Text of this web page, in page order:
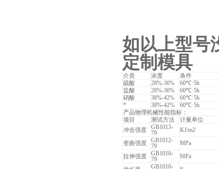
如以上型号
定制模具
介质 浓度
条件
硫酸
28%-30%
60℃·5h
盐酸
28%-30%
60℃·5h
硝酸
38%-42%
60℃·5h
*
38%-42%
60℃·5h
产品物理机械性能指标：
项目
测试方法
计量单位
冲击强度
GB1013-
79
KJ/m2
变曲强度
GB1012-
79
MPa
拉伸强度
GB1010-
79
MPa
GB1010-